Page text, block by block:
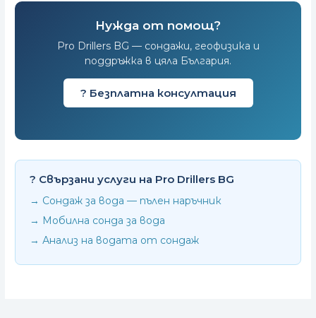
Нужда от помощ?
Pro Drillers BG — сондажи, геофизика и
поддръжка в цяла България.
? Безплатна консултация
? Свързани услуги на Pro Drillers BG
→ Сондаж за вода — пълен наръчник
→ Мобилна сонда за вода
→ Анализ на водата от сондаж